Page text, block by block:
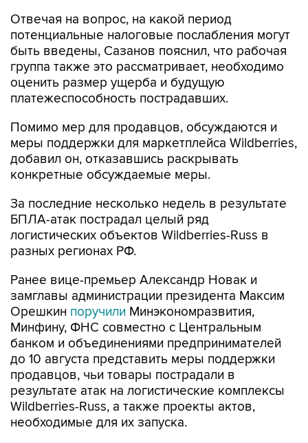
Отвечая на вопрос, на какой период
потенциальные налоговые послабления могут
быть введены, Сазанов пояснил, что рабочая
группа также это рассматривает, необходимо
оценить размер ущерба и будущую
платежеспособность пострадавших.
Помимо мер для продавцов, обсуждаются и
меры поддержки для маркетплейса Wildberries,
добавил он, отказавшись раскрывать
конкретные обсуждаемые меры.
За последние несколько недель в результате
БПЛА-атак пострадал целый ряд
логистических объектов Wildberries-Russ в
разных регионах РФ.
Ранее вице-премьер Александр Новак и
замглавы администрации президента Максим
Орешкин поручили Минэкономразвития,
Минфину, ФНС совместно с Центральным
банком и объединениями предпринимателей
до 10 августа представить меры поддержки
продавцов, чьи товары пострадали в
результате атак на логистические комплексы
Wildberries-Russ, а также проекты актов,
необходимые для их запуска.